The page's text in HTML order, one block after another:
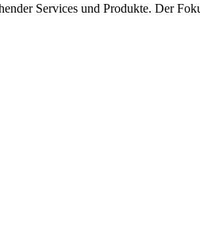
Services und Produkte. Der